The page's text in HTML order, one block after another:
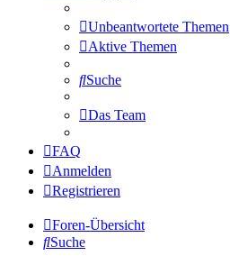
Unbeantwortete Themen
Aktive Themen
Suche
Das Team
FAQ
Anmelden
Registrieren
Foren-Übersicht
Suche